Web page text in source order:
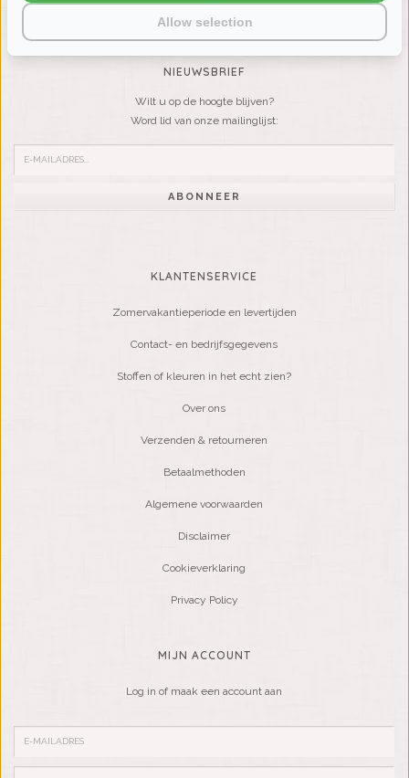
+31 (0) 575 511817
NIEUWSBRIEF
Wilt u op de hoogte blijven?
Word lid van onze mailinglijst:
ABONNEER
KLANTENSERVICE
Zomervakantieperiode en levertijden
Contact- en bedrijfsgegevens
Stoffen of kleuren in het echt zien?
Over ons
Verzenden & retourneren
Betaalmethoden
Algemene voorwaarden
Disclaimer
Cookieverklaring
Privacy Policy
MIJN ACCOUNT
Log in of maak een account aan
Allow selection